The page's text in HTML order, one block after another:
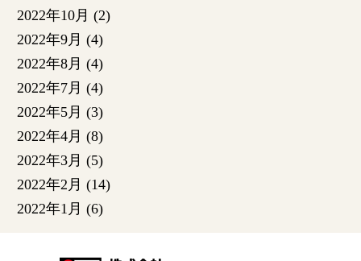
2022年10月 (2)
2022年9月 (4)
2022年8月 (4)
2022年7月 (4)
2022年5月 (3)
2022年4月 (8)
2022年3月 (5)
2022年2月 (14)
2022年1月 (6)